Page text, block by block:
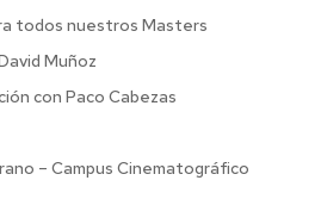
todos nuestros Masters
Muñoz
con Paco Cabezas
– Campus Cinematográfico